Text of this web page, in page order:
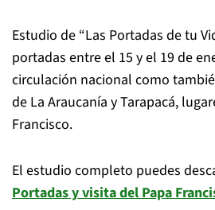
Estudio de “Las Portadas de tu
portadas entre el 15 y el 19 de
circulación nacional como
de La Araucanía y Tarapacá,
Francisco.
El estudio completo puedes
Portadas y visita del Papa